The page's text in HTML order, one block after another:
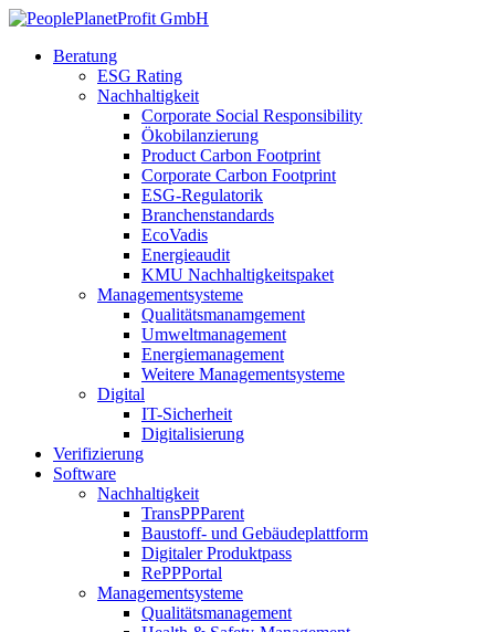
Beratung
ESG Rating
Nachhaltigkeit
Corporate Social Responsibility
Ökobilanzierung
Product Carbon Footprint
Corporate Carbon Footprint
ESG-Regulatorik
Branchenstandards
EcoVadis
Energieaudit
KMU Nachhaltigkeitspaket
Managementsysteme
Qualitätsmanamgement
Umweltmanagement
Energiemanagement
Weitere Managementsysteme
Digital
IT-Sicherheit
Digitalisierung
Verifizierung
Software
Nachhaltigkeit
TransPPParent
Baustoff- und Gebäudeplattform
Digitaler Produktpass
RePPPortal
Managementsysteme
Qualitätsmanagement